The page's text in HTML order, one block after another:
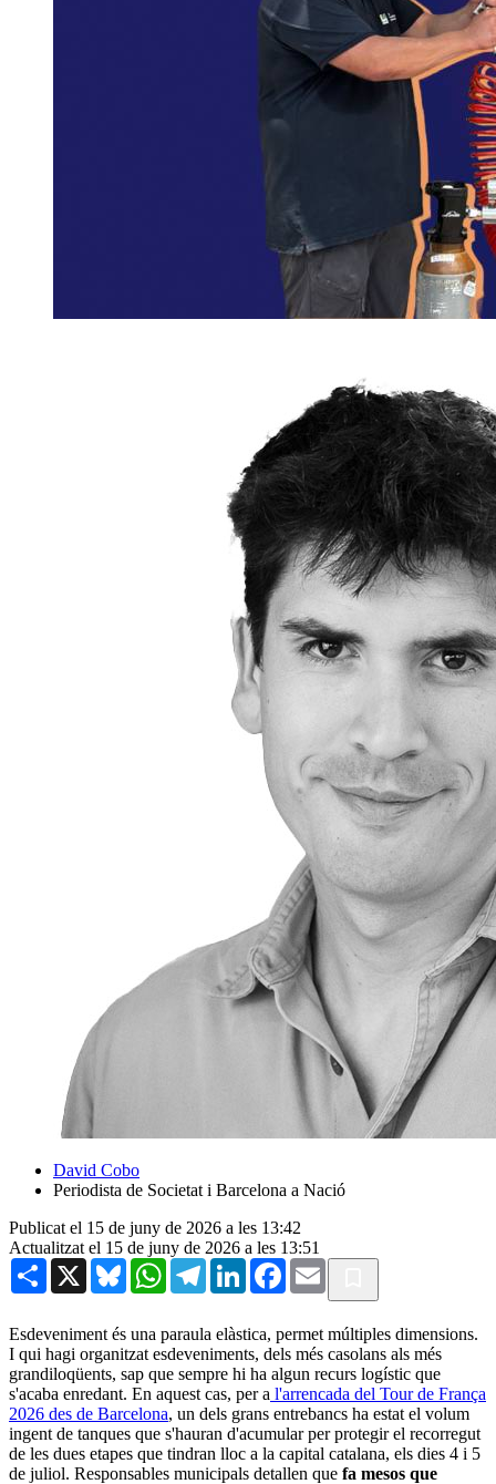
David Cobo
Periodista de Societat i Barcelona a Nació
Publicat el 15 de juny de 2026 a les 13:42
Actualitzat el 15 de juny de 2026 a les 13:51
Share X BlueskyWhatsAppTelegramLinkedInFacebook
Email
Esdeveniment és una paraula elàstica, permet múltiples dimensions.
I qui hagi organitzat esdeveniments, dels més casolans als més
grandiloqüents, sap que sempre hi ha algun recurs logístic que
s'acaba enredant. En aquest cas, per a l'arrencada del Tour de França
2026 des de Barcelona, un dels grans entrebancs ha estat el volum
ingent de tanques que s'hauran d'acumular per protegir el recorregut
de les dues etapes que tindran lloc a la capital catalana, els dies 4 i 5
de juliol. Responsables municipals detallen que fa mesos que